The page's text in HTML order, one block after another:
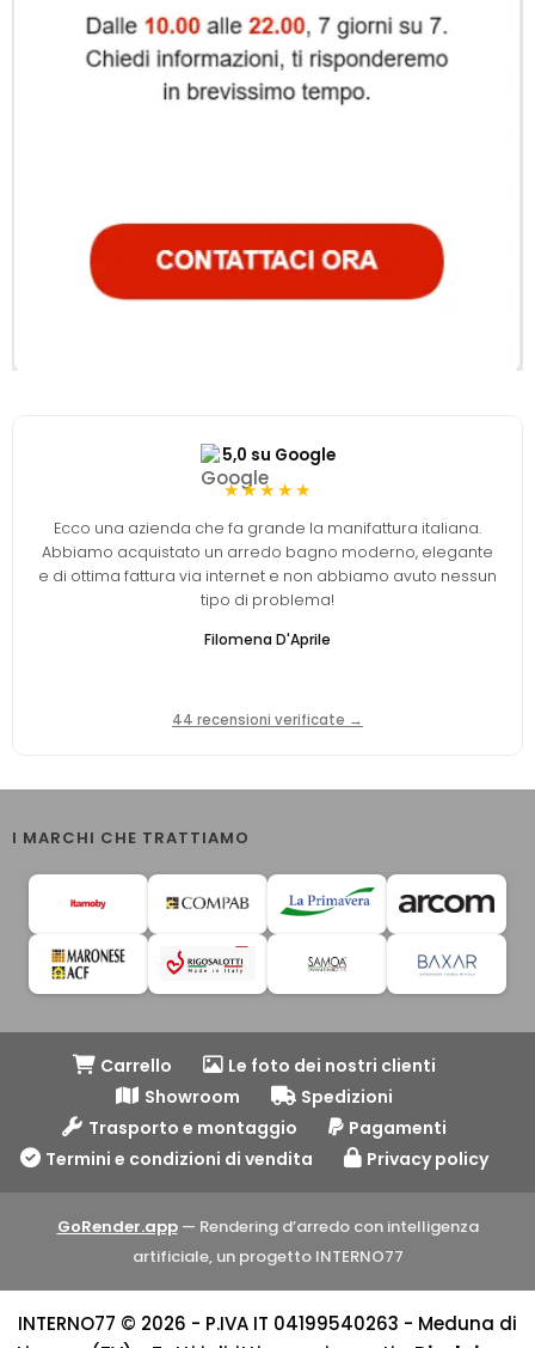
5,0 su Google
★★★★★
Ecco una azienda che fa grande la manifattura italiana.
Abbiamo acquistato un arredo bagno moderno, elegante
e di ottima fattura via internet e non abbiamo avuto nessun
tipo di problema!
Filomena D'Aprile
44 recensioni verificate →
I MARCHI CHE TRATTIAMO
Carrello
Le foto dei nostri clienti
Showroom
Spedizioni
Trasporto e montaggio
Pagamenti
Termini e condizioni di vendita
Privacy policy
GoRender.app— Rendering d’arredo con intelligenza
artificiale, un progetto INTERNO77
INTERNO77 © 2026 - P.IVA IT 04199540263 - Meduna di